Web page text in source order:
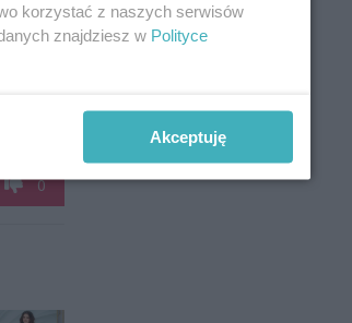
0
korzystać z naszych serwisów
znajdziesz w Polityce
Akceptuję